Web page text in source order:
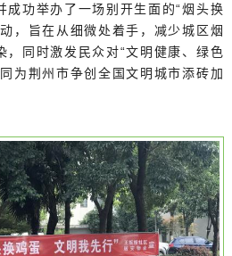
成功举办了一场别开生面的“烟头换
，旨在从细微处着手，减少城区烟
，同时激发民众对“文明健康、绿色
为荆州市争创全国文明城市添砖加